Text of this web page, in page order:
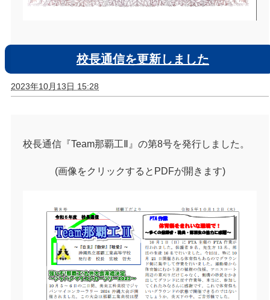
校長通信を更新しました
2023年10月13日 15:28
校長通信『Team那覇工Ⅱ』の第8号を発行しました。
(画像をクリックするとPDFが開きます)